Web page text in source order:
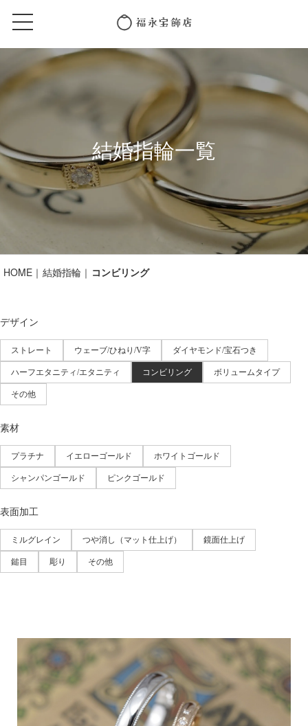
結婚指輪一覧
HOME 結婚指輪 コンビリング
デザイン
ストレート ウェーブ/ひねり/V字 ダイヤモンド/宝石つき
ハーフエタニティ/エタニティ コンビリング ボリュームタイプ
その他
素材
プラチナ イエローゴールド ホワイトゴールド
シャンパンゴールド ピンクゴールド
表面加工
ミルグレイン つや消し（マット仕上げ） 鏡面仕上げ
鎚目 彫り その他